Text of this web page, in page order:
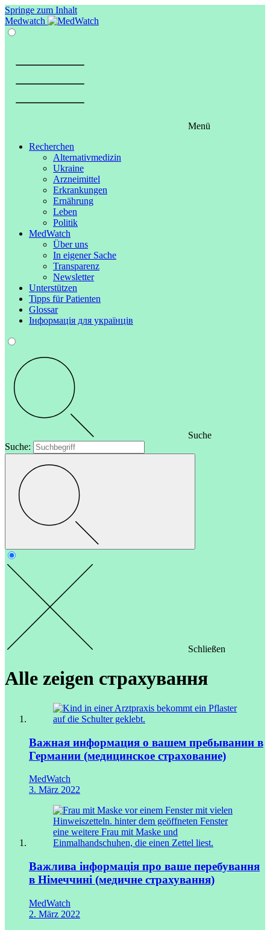
Springe zum Inhalt
Medwatch
Menü
Recherchen
Alternativmedizin
Ukraine
Arzneimittel
Erkrankungen
Ernährung
Leben
Politik
MedWatch
Über uns
In eigener Sache
Transparenz
Newsletter
Unterstützen
Tipps für Patienten
Glossar
Інформація для українців
Suche
Suche:
Schließen
Alle zeigen страхування
Важная информация о вашем пребывании в
Германии (медицинское страхование)
MedWatch
3. März 2022
Важлива інформація про ваше перебування
в Німеччині (медичне страхування)
MedWatch
2. März 2022